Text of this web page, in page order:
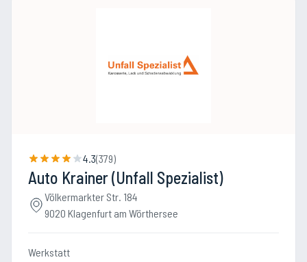
4.3(379)
Auto Krainer (Unfall Spezialist)
Völkermarkter Str. 184
9020 Klagenfurt am Wörthersee
Werkstatt